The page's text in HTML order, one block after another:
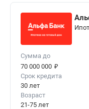
Сумма до
70 000 000 ₽
Срок кредита
30 лет
Возраст
21-75 лет